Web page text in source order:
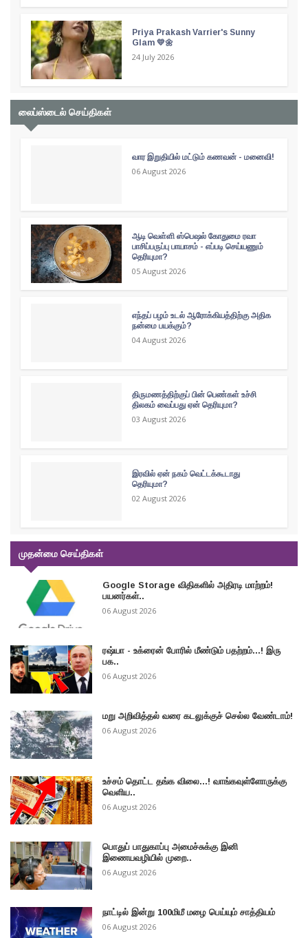
Priya Prakash Varrier's Sunny
Glam 💛🌼
24 July 2026
லைப்ஸ்டைல் செய்திகள்
வார இறுதியில் மட்டும் கணவன் - மனைவி!
06 August 2026
ஆடி வெள்ளி ஸ்பெஷல் கோதுமை ரவா
பாசிப்பருப்பு பாயாசம் - எப்படி செய்யணும்
தெரியுமா?
05 August 2026
எந்தப் பழம் உடல் ஆரோக்கியத்திற்கு அதிக
நன்மை பயக்கும்?
04 August 2026
திருமணத்திற்குப் பின் பெண்கள் உச்சி
திலகம் வைப்பது ஏன் தெரியுமா?
03 August 2026
இரவில் ஏன் நகம் வெட்டக்கூடாது
தெரியுமா?
02 August 2026
முதன்மை செய்திகள்
Google Storage விதிகளில் அதிரடி மாற்றம்!
பயனர்கள்..
06 August 2026
ரஷ்யா - உக்ரைன் போரில் மீண்டும் பதற்றம்...! இரு
பக..
06 August 2026
மறு அறிவித்தல் வரை கடலுக்குச் செல்ல வேண்டாம்!
06 August 2026
உச்சம் தொட்ட தங்க விலை...! வாங்கவுள்ளோருக்கு
வெளிய..
06 August 2026
பொதுப் பாதுகாப்பு அமைச்சுக்கு இனி
இணையவழியில் முறை..
06 August 2026
நாட்டில் இன்று 100மிமீ மழை பெய்யும் சாத்தியம்
06 August 2026